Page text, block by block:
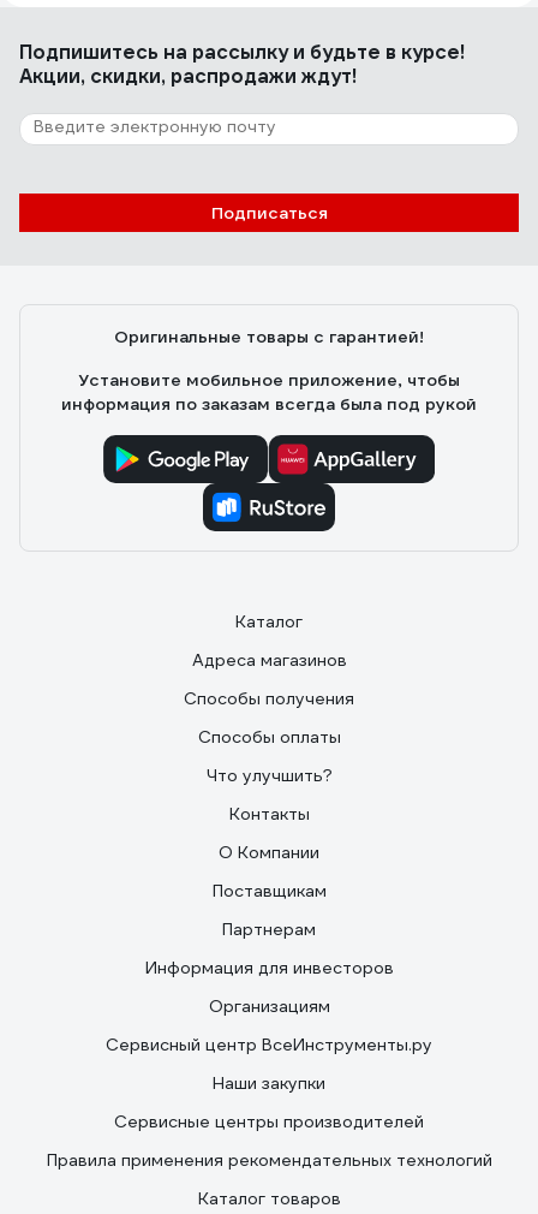
Удобный в катание
12 отзывов
Отзыв о NOVATRACK 110A.PSYCHO.BVT21
Подпишитесь на рассылкуи будьте в курсе!
Акции, скидки, распродажи ждут!
Подписаться
Оригинальные товары с гарантией!
Установите мобильное приложение, чтобы
информация по заказам всегда была под рукой
Каталог
Адреса магазинов
Способы получения
Способы оплаты
Что улучшить?
Контакты
О Компании
Поставщикам
Партнерам
Информация для инвесторов
Организациям
Сервисный центр ВсеИнструменты.ру
Наши закупки
Сервисные центры производителей
Правила применения рекомендательных технологий
Каталог товаров